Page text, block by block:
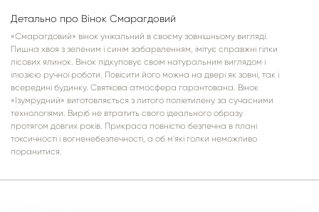
Детально про Вінок Смарагдовий
«Смарагдовий» вінок унікальний в своєму зовнішньому вигляді.
Пишна хвоя з зеленим і синім забарвленням, імітує справжні гілки
лісових ялинок. Вінок підкуповує своїм натуральним виглядом і
ілюзією ручної роботи. Повісити його можна на двері як зовні, так і
всередині будинку. Святкова атмосфера гарантована. Вінок
«Ізумрудний» виготовляється з литого поліетилену за сучасними
технологіями. Виріб не втратить свого ідеального образу
протягом довгих років. Прикраса повністю безпечна в плані
токсичності і вогненебезпечності, а об м'які голки неможливо
поранитися.